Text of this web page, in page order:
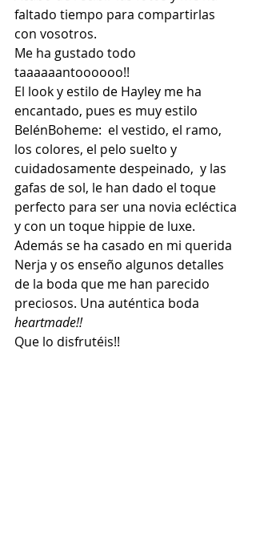
faltado tiempo para compartirlas
con vosotros.
Me ha gustado todo
taaaaaantoooooo!!
El look y estilo de Hayley me ha
encantado, pues es muy estilo
BelénBoheme:  el vestido, el ramo,
los colores, el pelo suelto y
cuidadosamente despeinado,  y las
gafas de sol, le han dado el toque
perfecto para ser una novia ecléctica
y con un toque hippie de luxe.
Además se ha casado en mi querida
Nerja y os enseño algunos detalles
de la boda que me han parecido
preciosos. Una auténtica boda
heartmade!!
Que lo disfrutéis!!